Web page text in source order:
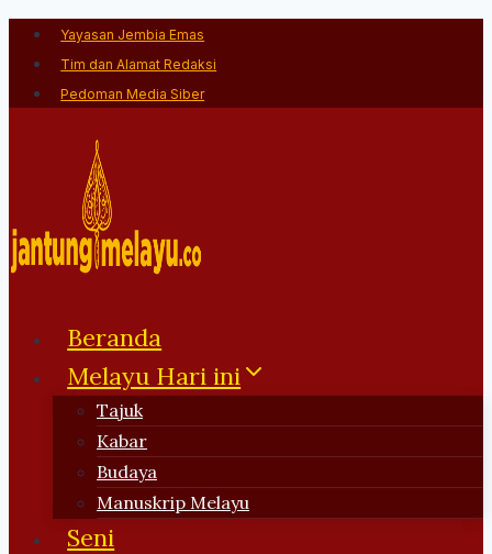
Skip
content
Yayasan Jembia Emas
Tim dan Alamat Redaksi
Pedoman Media Siber
Beranda
Melayu Hari ini
Tajuk
Kabar
Budaya
Manuskrip Melayu
Seni